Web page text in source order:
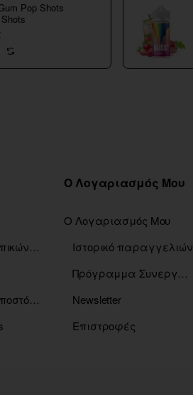
Pop Shots
Πολιτική Προσωπικών Δεδομένων
Πληροφορίες Αποστόλης
Ο Λογαριασμός Μου
Ο Λογαριασμός Μου
Ιστορικό παραγγελιών
Πρόγραμμα Συνεργατών
Newsletter
Επιστροφές